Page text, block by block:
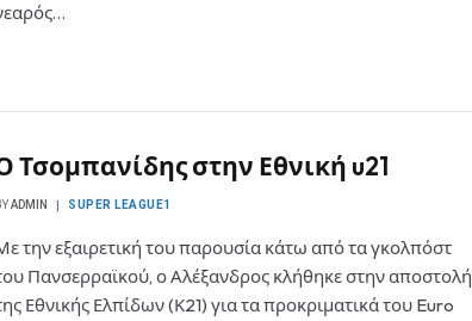
Τσομπανίδης στην Εθνική u21
ADMIN SUPER LEAGUE1
την εξαιρετική του παρουσία κάτω από τα γκολπόστ
Πανσερραϊκού, ο Αλέξανδρος κλήθηκε στην αποστολή
Εθνικής Ελπίδων (Κ21) για τα προκριματικά του Euro